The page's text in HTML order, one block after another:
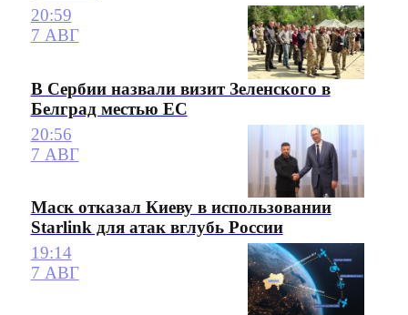
20:59
7 АВГ
В Сербии назвали визит Зеленского в
Белград местью ЕС
20:56
7 АВГ
Маск отказал Киеву в использовании
Starlink для атак вглубь России
19:14
7 АВГ